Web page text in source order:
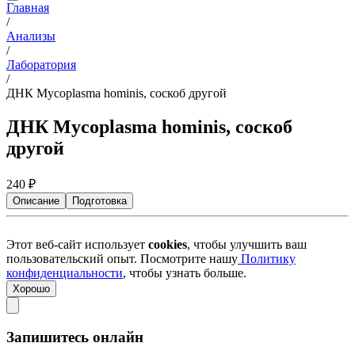
Главная
/
Анализы
/
Лаборатория
/
ДНК Mycoplasma hominis, соскоб другой
ДНК Mycoplasma hominis, соскоб
другой
240 ₽
Описание Подготовка
Этот веб-сайт использует cookies, чтобы улучшить ваш
пользовательский опыт. Посмотрите нашу Политику
конфиденциальности, чтобы узнать больше.
Хорошо
Запишитесь онлайн